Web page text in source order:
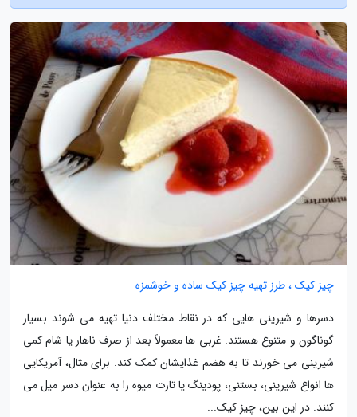
چیز کیک ، طرز تهیه چیز کیک ساده و خوشمزه
دسرها و شیرینی هایی که در نقاط مختلف دنیا تهیه می شوند بسیار
گوناگون و متنوع هستند. غربی ها معمولاً بعد از صرف ناهار یا شام کمی
شیرینی می خورند تا به هضم غذایشان کمک کند. برای مثال، آمریکایی
ها انواع شیرینی، بستنی، پودینگ یا تارت میوه را به عنوان دسر میل می
کنند. در این بین، چیز کیک...